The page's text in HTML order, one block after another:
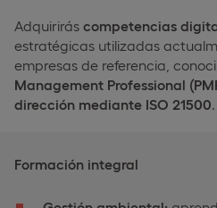
Adquirirás competencias
estratégicas utilizadas
empresas de referencia,
Management Professional
dirección mediante ISO 21500
Formación integral